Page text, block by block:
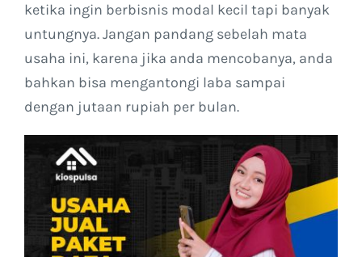
Blog
Kontak Kami
ketika ingin berbisnis modal kecil tapi banyak
untungnya. Jangan pandang sebelah mata
usaha ini, karena jika anda mencobanya, anda
bahkan bisa mengantongi laba sampai
dengan jutaan rupiah per bulan.